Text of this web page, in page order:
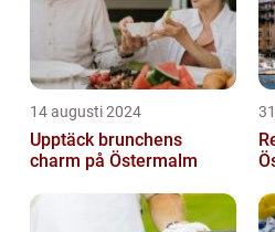
14 augusti 2024
Upptäck brunchens
charm på Östermalm